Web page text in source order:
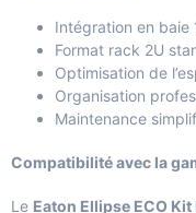
Intégration en baie
Format rack 2U
Optimisation de
Organisation
Maintenance
Compatibilité avec la
Le Eaton Ellipse ECO Kit